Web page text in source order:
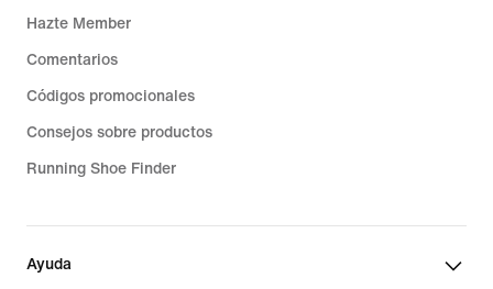
Hazte Member
Comentarios
Códigos promocionales
Consejos sobre productos
Running Shoe Finder
Ayuda